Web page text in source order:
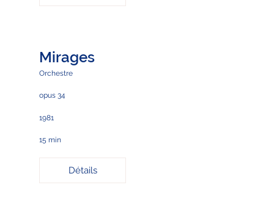
Mirages
Orchestre
opus 34
1981
15 min
Détails